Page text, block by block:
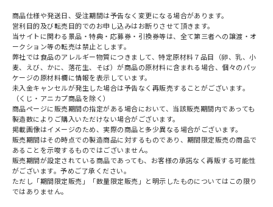
商品仕様や発送日、受注期間は予告なく変更になる場合があります。
営利目的及び転売目的でのお申し込みはお断りさせて頂きます。
当サイトに関わる景品・特典・応募券・引換券等は、全て第三者への譲渡・オ
ークション等の転売は禁止とします。
弊社では食品のアレルギー物質につきまして、特定原材料７品目（卵、乳、小
麦、えび、かに、落花生、そば）が商品の原材料に含まれる場合、個々のパッ
ケージの原材料欄に情報を表示しています。
未入金キャンセルが発生した場合は予告なく再販売することがございます。
（くじ・アニカプ商品を除く）
商品ページに販売期間の指定がある場合において、当該販売期間内であっても
製造数によりご購入いただけない場合がございます。
掲載画像はイメージのため、実際の商品と多少異なる場合がございます。
販売期間はその時点での製造商品に対するものであり、期間限定販売の商品で
あることを示唆するものではございません。
販売期間が設定されている商品であっても、お客様の承諾なく再販する可能性
がございます。予めご了承ください。
ただし「期間限定販売」「数量限定販売」と明示したものについてはこの限り
ではありません。